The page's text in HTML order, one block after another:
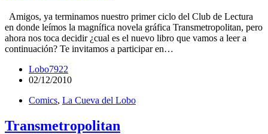
Amigos, ya terminamos nuestro primer ciclo del Club de Lectura
en donde leímos la magnífica novela gráfica Transmetropolitan, pero
ahora nos toca decidir ¿cual es el nuevo libro que vamos a leer a
continuación? Te invitamos a participar en…
Lobo7922
02/12/2010
Comics, La Cueva del Lobo
Transmetropolitan